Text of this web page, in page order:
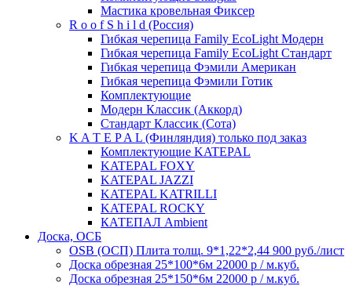
Мастика кровельная Фиксер
R o o f S h i l d (Россия)
Гибкая черепица Family ЕсоLight Модерн
Гибкая черепица Family ЕсоLight Стандарт
Гибкая черепица Фэмили Американ
Гибкая черепица Фэмили Готик
Комплектующие
Модерн Классик (Аккорд)
Стандарт Классик (Сота)
K A T E P A L (Финляндия) только под заказ
Комплектующие KATEPAL
KATEPAL FOXY
KATEPAL JAZZI
KATEPAL KATRILLI
KATEPAL ROCKY
КАТЕПАЛ Ambient
Доска, ОСБ
OSB (ОСП) Плита толщ. 9*1,22*2,44 900 руб./лист
Доска обрезная 25*100*6м 22000 р / м.куб.
Доска обрезная 25*150*6м 22000 р / м.куб.